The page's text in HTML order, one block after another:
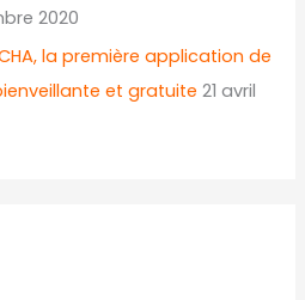
2020
la première application de
et gratuite 21 avril